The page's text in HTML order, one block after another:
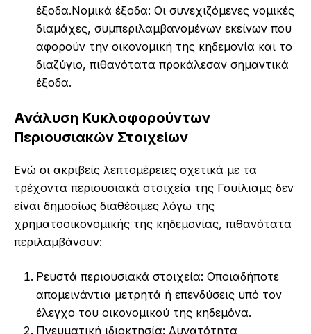
έξοδα.Νομικά έξοδα: Οι συνεχιζόμενες νομικές
διαμάχες, συμπεριλαμβανομένων εκείνων που
αφορούν την οικονομική της κηδεμονία και το
διαζύγιο, πιθανότατα προκάλεσαν σημαντικά
έξοδα.
Ανάλυση Κυκλοφορούντων
Περιουσιακών Στοιχείων
Ενώ οι ακριβείς λεπτομέρειες σχετικά με τα
τρέχοντα περιουσιακά στοιχεία της Γουίλιαμς δεν
είναι δημοσίως διαθέσιμες λόγω της
χρηματοοικονομικής της κηδεμονίας, πιθανότατα
περιλαμβάνουν:
Ρευστά περιουσιακά στοιχεία: Οποιαδήποτε
απομεινάντια μετρητά ή επενδύσεις υπό τον
έλεγχο του οικονομικού της κηδεμόνα.
Πνευματική ιδιοκτησία: Δυνατότητα